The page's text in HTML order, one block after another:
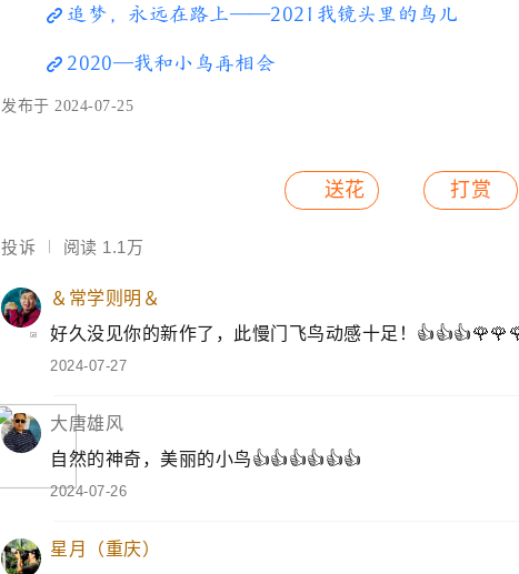
追梦，永远在路上——2021我镜头里的鸟儿
2020—我和小鸟再相会
发布于 2024-07-25
送花 打赏
投诉 阅读
＆常学则明＆
好久没见你的新作了，此慢门飞鸟动感十足！👍👍👍🌹🌹🌹